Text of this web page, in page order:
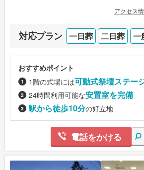
アクセス
対応プラン 一日葬 二日葬 一
おすすめポイント
1階の式場には可動式祭壇ステー
24時間利用可能な安置室を完備
駅から徒歩10分の好立地
電話をかける